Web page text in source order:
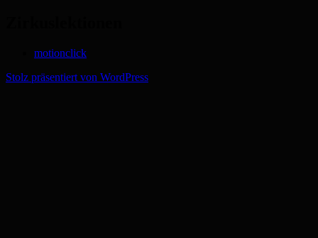
motionclick
Stolz präsentiert von WordPress